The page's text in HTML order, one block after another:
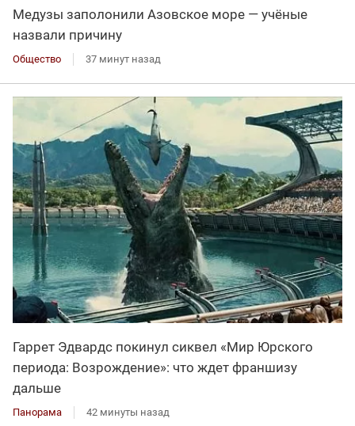
Медузы заполонили Азовское море — учёные
назвали причину
Общество 37 минут назад
Гаррет Эдвардс покинул сиквел «Мир Юрского
периода: Возрождение»: что ждет франшизу
дальше
Панорама 42 минуты назад